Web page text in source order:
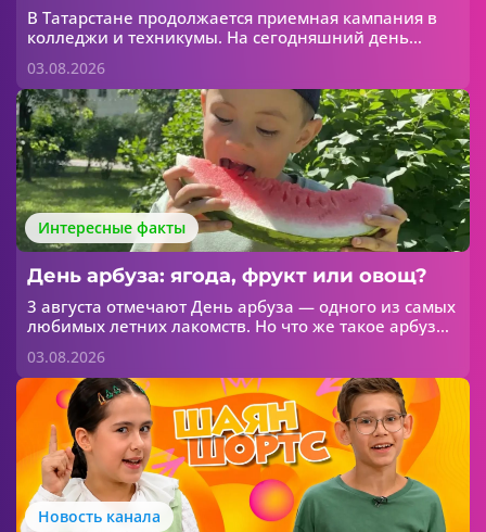
В Татарстане продолжается приемная кампания в
колледжи и техникумы. На сегодняшний день
заявлений. Об этом сообщает МОиН РТ.
03.08.2026
Интересные факты
День арбуза: ягода, фрукт или овощ?
3 августа отмечают День арбуза — одного из самых
любимых летних лакомств. Но что же такое арбуз
03.08.2026
Новость канала